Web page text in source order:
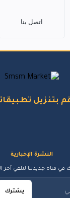
اتصل بنا
بتنزيل
النشرة الإخبارية
في قناة جديدتنا لتلقي آخر
يشترك